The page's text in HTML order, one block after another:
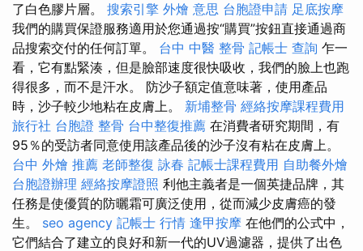
了白色膠片層。 搜索引擎 外燴 意思 台胞證申請 足底按摩
我們的購買保證服務適用於您通過按“購買”按鈕直接通過商
品搜索交付的任何訂單。 台中 中醫 整骨 記帳士 查詢 乍一
看，它有點緊湊，但是臉部速度很快吸收，我們的臉上也跑
得很多，而不是汗水。 防沙子額定值意味著，使用產品
時，沙子較少地粘在皮膚上。 新埔整骨 經絡按摩課程費用
旅行社 台胞證 整骨 台中整復推薦 在消費者研究期間，有
95％的受訪者同意使用該產品後的沙子沒有粘在皮膚上。
台中 外燴 推薦 老師整復 詠春 記帳士課程費用 自助餐外燴
台胞證辦理 經絡按摩證照 利他主義者是一個英捷品牌，其
任務是使優質的防曬霜可廣泛使用，從而減少皮膚癌的發
生。 seo agency 記帳士 行情 逢甲按摩 在他們的公式中，
它們結合了建立的良好和新一代的UV過濾器，提供了出色